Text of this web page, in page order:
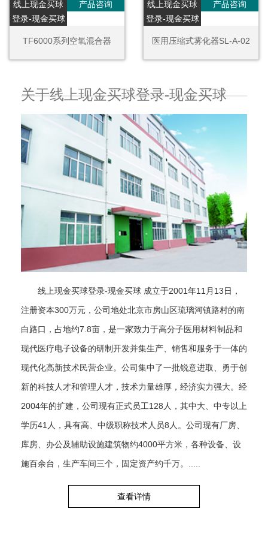
线上现金买球
登录-现金买球
产品咨询
TF6000系列空氧混合器
线上现金买球
登录-现金买球
产品咨询
医用压缩式雾化器SL-A-02
关于线上现金买球登录-现金买球
线上现金买球登录-现金买球 成立于2001年11月13日，
注册资本300万元，公司地处北京市房山区琉璃河镇路村的南
白路口，占地约7.8亩，是一家致力于高分子医用材料制品和
现代医疗电子设备的研制开发并集生产、销售和服务于一体的
现代化高新技术民营企业。公司集中了一批锐意进取、勇于创
新的科技人才和管理人才，技术力量雄厚，经济实力强大。经
2004年的扩建，公司现有正式员工128人，其中大、中专以上
学历41人，具有高、中级职称技术人员8人。公司现有厂房、
库房、办公及辅助设施建筑物约4000平方米，各种设备、设
施百余台，生产车间三个，固定资产约千万。.....
查看详情